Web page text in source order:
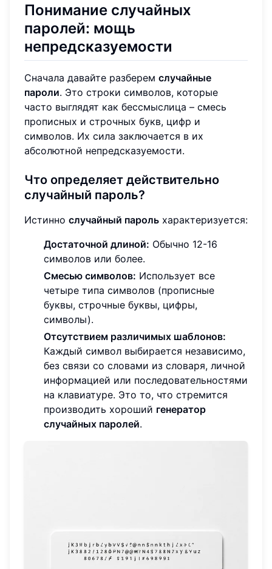
Понимание случайных
паролей: мощь
непредсказуемости
Сначала давайте разберем случайные
пароли. Это строки символов, которые
часто выглядят как бессмыслица – смесь
прописных и строчных букв, цифр и
символов. Их сила заключается в их
абсолютной непредсказуемости.
Что определяет действительно
случайный пароль?
Истинно случайный пароль характеризуется:
Достаточной длиной: Обычно 12-16
символов или более.
Смесью символов: Использует все
четыре типа символов (прописные
буквы, строчные буквы, цифры,
символы).
Отсутствием различимых шаблонов:
Каждый символ выбирается независимо,
без связи со словами из словаря, личной
информацией или последовательностями
на клавиатуре. Это то, что стремится
производить хороший генератор
случайных паролей.